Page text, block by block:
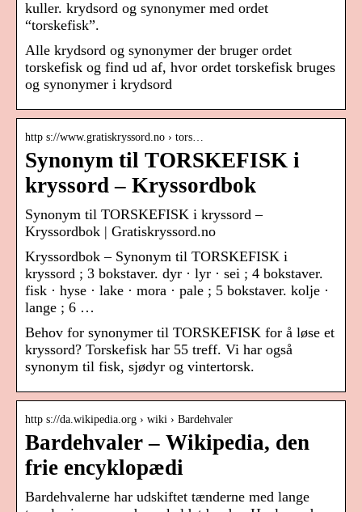
kuller. krydsord og synonymer med ordet
“torskefisk”.
Alle krydsord og synonymer der bruger ordet
torskefisk og find ud af, hvor ordet torskefisk bruges
og synonymer i krydsord
http s://www.gratiskryssord.no › tors…
Synonym til TORSKEFISK i
kryssord – Kryssordbok
Synonym til TORSKEFISK i kryssord –
Kryssordbok | Gratiskryssord.no
Kryssordbok – Synonym til TORSKEFISK i
kryssord ; 3 bokstaver. dyr · lyr · sei ; 4 bokstaver.
fisk · hyse · lake · mora · pale ; 5 bokstaver. kolje ·
lange ; 6 …
Behov for synonymer til TORSKEFISK for å løse et
kryssord? Torskefisk har 55 treff. Vi har også
synonym til fisk, sjødyr og vintertorsk.
http s://da.wikipedia.org › wiki › Bardehvaler
Bardehvaler – Wikipedia, den
frie encyklopædi
Bardehvalerne har udskiftet tænderne med lange